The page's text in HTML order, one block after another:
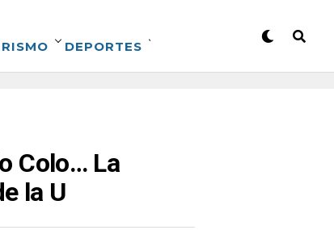
DEPORTES
Colo… La
la U